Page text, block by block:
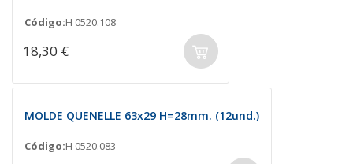
Código:H 0520.108
18,30 €
MOLDE QUENELLE 63x29 H=28mm. (12und.)
Código:H 0520.083